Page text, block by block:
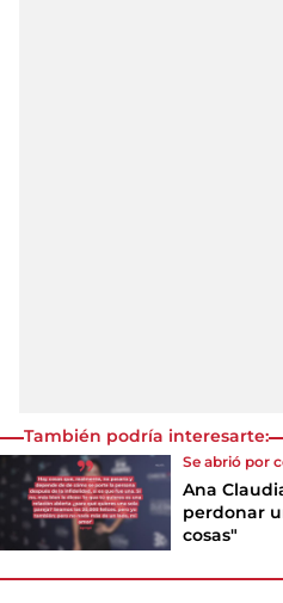
También podría interesarte:
Se abrió por
Ana
perdonar
cosas"